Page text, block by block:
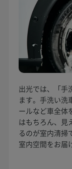
出光では、「手
ます。手洗い洗
ールなど車全体
はもちろん、見
るのが室内清掃
室内空間をお届